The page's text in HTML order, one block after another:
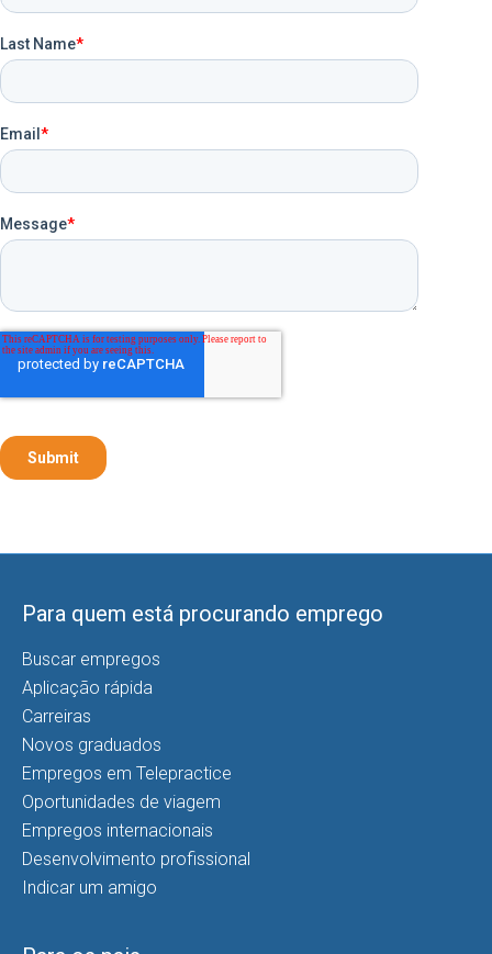
Para quem está procurando emprego
Buscar empregos
Aplicação rápida
Carreiras
Novos graduados
Empregos em Telepractice
Oportunidades de viagem
Empregos internacionais
Desenvolvimento profissional
Indicar um amigo